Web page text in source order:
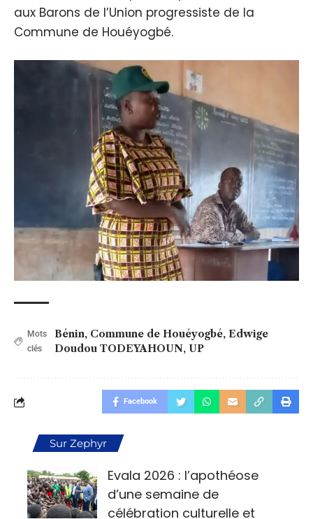
aux Barons de l’Union progressiste de la
Commune de Houéyogbé.
Mots
clés
Bénin, Commune de Houéyogbé, Edwige
Doudou TODEYAHOUN, UP
Facebook
Sur Zephyr
Evala 2026 : l’apothéose
d’une semaine de
célébration culturelle et